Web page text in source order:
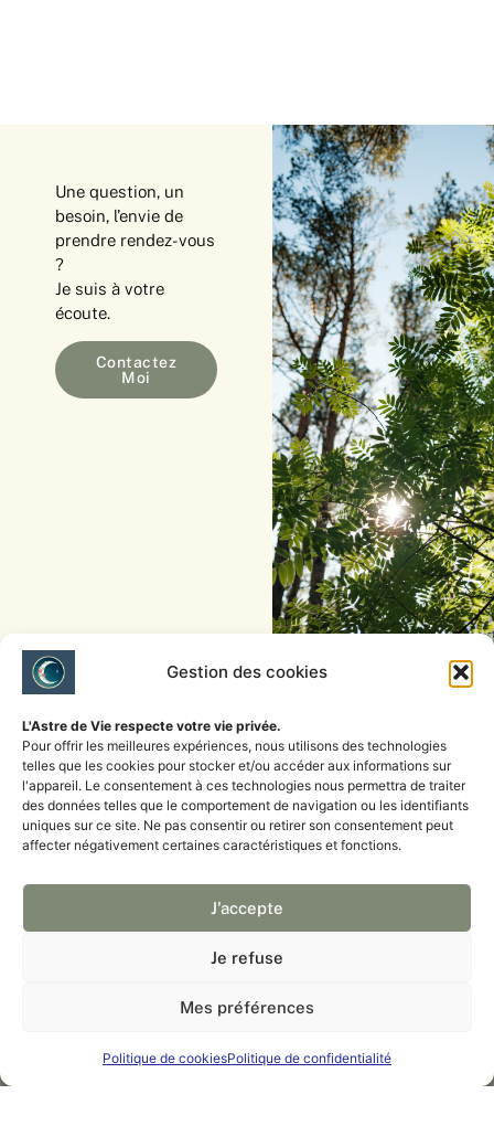
Gestion des cookies
L'Astre de Vie respecte votre vie privée.
Pour offrir les meilleures expériences, nous utilisons des technologies
telles que les cookies pour stocker et/ou accéder aux informations sur
l'appareil. Le consentement à ces technologies nous permettra de traiter
des données telles que le comportement de navigation ou les identifiants
uniques sur ce site. Ne pas consentir ou retirer son consentement peut
affecter négativement certaines caractéristiques et fonctions.
J'accepte
Je refuse
Mes préférences
Politique de cookiesPolitique de confidentialité
Une question, un
besoin, l’envie de
prendre rendez-vous
?
Je suis à votre
écoute.
Contactez
Moi
L'astre de vie